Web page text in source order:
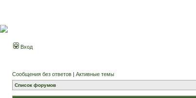
Вход
Сообщения без ответов | Активные темы
Список форумов